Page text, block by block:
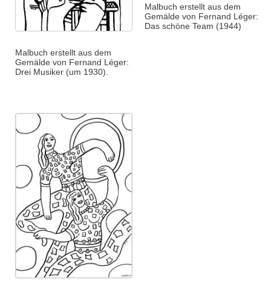
Malbuch erstellt aus dem
Gemälde von Fernand Léger:
Drei Musiker (um 1930).
Malbuch erstellt aus dem
Gemälde von Fernand Léger:
Das schöne Team (1944)